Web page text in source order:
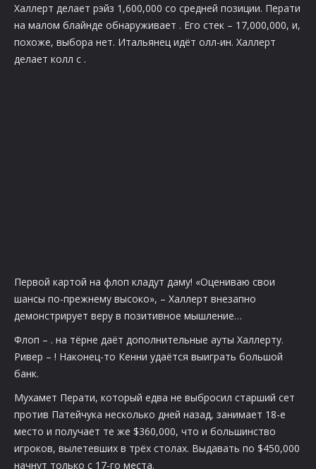
Халлерт делает рэйз 1,600,000 со средней позиции. Перати
на малом блайнде обнаруживает . Его стек – 17,000,000, и,
похоже, выбора нет. Итальянец идёт олл-ин. Халлерт
делает колл с .
Первой картой на флоп кладут даму! «Оцениваю свои
шансы по-прежнему высоко», – Халлерт внезапно
демонстрирует веру в позитивное мышление…
Флоп – . на тёрне даёт дополнительные ауты Халлерту.
Ривер – ! Наконец-то Кенни удаётся выиграть большой
банк.
Мухамет Перати, который едва не выбросил старший сет
против Патейчука несколько дней назад, занимает 18-е
место и получает те же $360,000, что и большинство
игроков, вылетевших в трёх столах. Выдавать по $450,000
начнут только с 17-го места.